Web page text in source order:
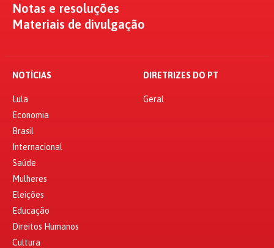
Notas e resoluções
Materiais de divulgação
NOTÍCIAS
Lula
Economia
Brasil
Internacional
Saúde
Mulheres
Eleições
Educação
Direitos Humanos
Cultura
DIRETRIZES DO PT
Geral